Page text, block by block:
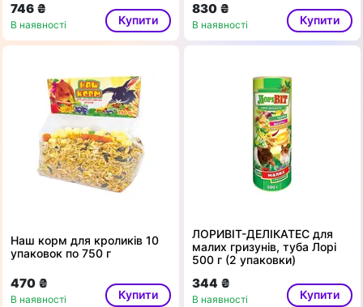
746 ₴
В наявності Купити
830 ₴
В наявності Купити
Наш корм для кроликів 10
упаковок по 750 г
470 ₴
В наявності Купити
ЛОРИВІТ-ДЕЛІКАТЕС для
малих гризунів, туба Лорі
500 г (2 упаковки)
344 ₴
В наявності Купити